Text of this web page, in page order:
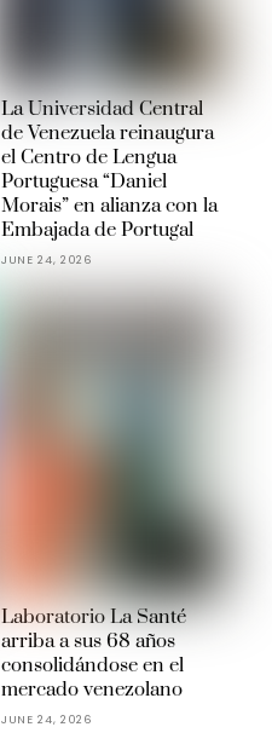
La Universidad Central
de Venezuela reinaugura
el Centro de Lengua
Portuguesa “Daniel
Morais” en alianza con la
Embajada de Portugal
JUNE 24, 2026
Laboratorio La Santé
arriba a sus 68 años
consolidándose en el
mercado venezolano
JUNE 24, 2026